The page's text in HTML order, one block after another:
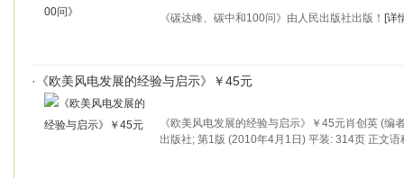
《碳达峰、碳中和100问》由人民出版社出版！ [详
· 《欧美风电发展的经验与启示》￥45元
《欧美风电发展的经验与启示》￥45元肖创英 (编
出版社; 第1版 (2010年4月1日) 平装: 314页 正文